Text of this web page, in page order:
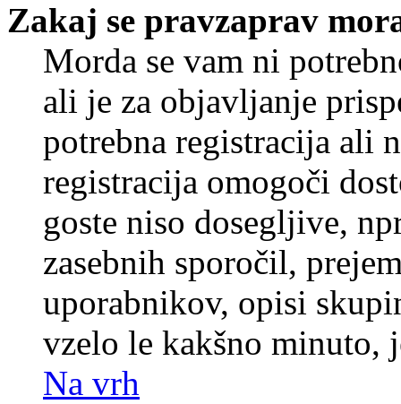
Zakaj se pravzaprav
Morda se vam ni
ali je za objavljanje
potrebna registracija ali
registracija omogoči
goste niso dosegljive,
zasebnih sporočil,
uporabnikov, opisi
vzelo le kakšno minuto,
Na vrh